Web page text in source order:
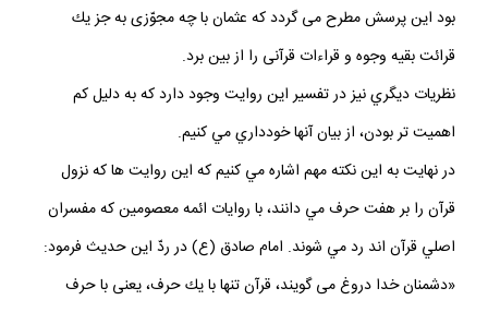
بود اين پرسش مطرح مى‏ گردد كه عثمان با چه مجوّزى به جز يك
قرائت بقيه وجوه و قراءات قرآنى را از بين برد.
نظريات ديگري نيز در تفسير اين روايت وجود دارد كه به دليل كم
اهميت تر بودن، از بيان آنها خودداري مي كنيم.
در نهايت به اين نكته مهم اشاره مي كنيم كه اين روايت ها كه نزول
قرآن را بر هفت حرف مي دانند، با روايات ائمه معصومين كه مفسران
اصلي قرآن اند رد مي شوند. امام صادق (ع) در ردّ اين حديث فرمود:
«دشمنان خدا دروغ مى‏ گويند، قرآن تنها با يك حرف، يعنى با حرف